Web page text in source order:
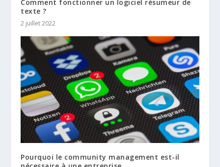
Comment fonctionner un logiciel résumeur de
texte ?
2 juillet 2022
Pourquoi le community management est-il